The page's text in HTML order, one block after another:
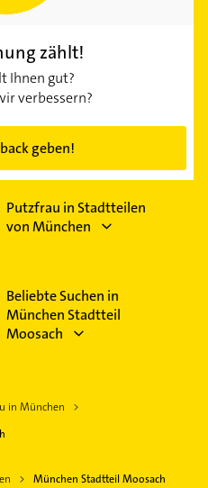
zählt!
Ihnen gut?
verbessern?
geben!
Putzfrau in Stadtteilen
von München
Beliebte Suchen in
München Stadtteil
Moosach
in München
München Stadtteil Moosach